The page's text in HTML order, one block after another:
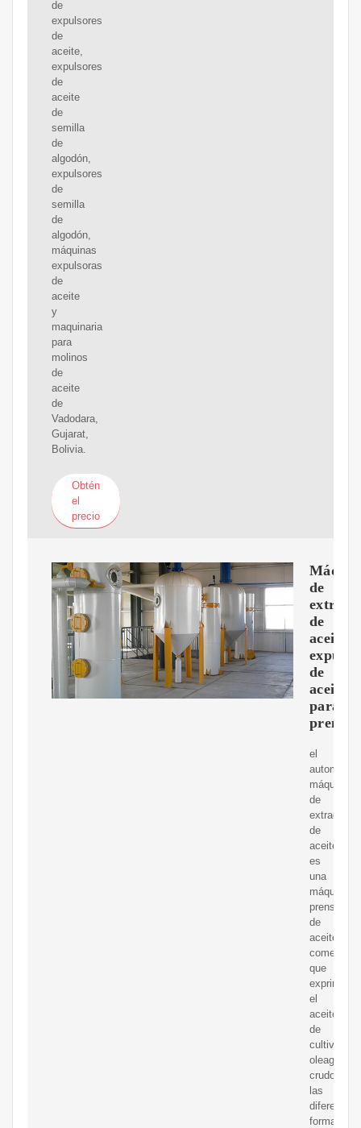
de
expulsores
de
aceite,
expulsores
de
aceite
de
semilla
de
algodón,
expulsores
de
semilla
de
algodón,
máquinas
expulsoras
de
aceite
y
maquinaria
para
molinos
de
aceite
de
Vadodara,
Gujarat,
Bolivia.
Obtén
el
precio
de
de
aceite,
de
aceite
para
prensar
el
automatico
máquina
de
extracción
de
aceite
es
una
máquina
prensadora
de
aceite
comestible
que
exprime
el
aceite
de
cultivos
las
diferentes
formas